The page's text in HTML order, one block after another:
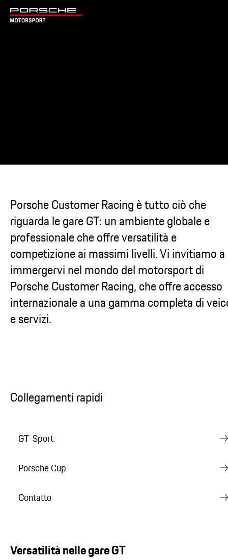
Porsche Customer Racing è tutto ciò che
riguarda le gare GT: un ambiente globale e
professionale che offre versatilità e
competizione ai massimi livelli. Vi invitiamo a
immergervi nel mondo del motorsport di
Porsche Customer Racing, che offre accesso
internazionale a una gamma completa di
e servizi.
Collegamenti rapidi
GT-Sport
Porsche Cup
Contatto
Versatilità nelle gare GT